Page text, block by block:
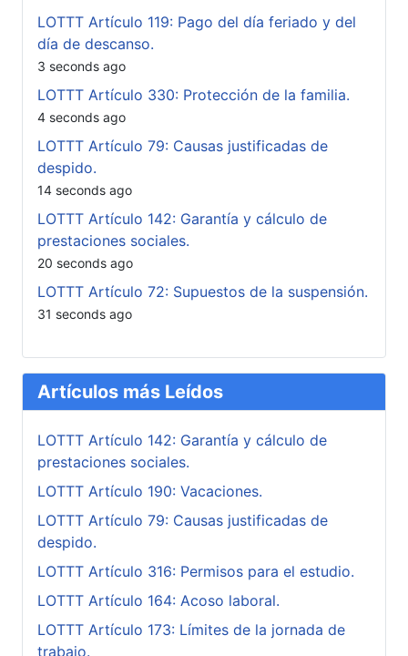
LOTTT Artículo 119: Pago del día feriado y del
día de descanso.
3 seconds ago
LOTTT Artículo 330: Protección de la familia.
4 seconds ago
LOTTT Artículo 79: Causas justificadas de
despido.
14 seconds ago
LOTTT Artículo 142: Garantía y cálculo de
prestaciones sociales.
20 seconds ago
LOTTT Artículo 72: Supuestos de la suspensión.
31 seconds ago
Artículos más Leídos
LOTTT Artículo 142: Garantía y cálculo de
prestaciones sociales.
LOTTT Artículo 190: Vacaciones.
LOTTT Artículo 79: Causas justificadas de
despido.
LOTTT Artículo 316: Permisos para el estudio.
LOTTT Artículo 164: Acoso laboral.
LOTTT Artículo 173: Límites de la jornada de
trabajo.